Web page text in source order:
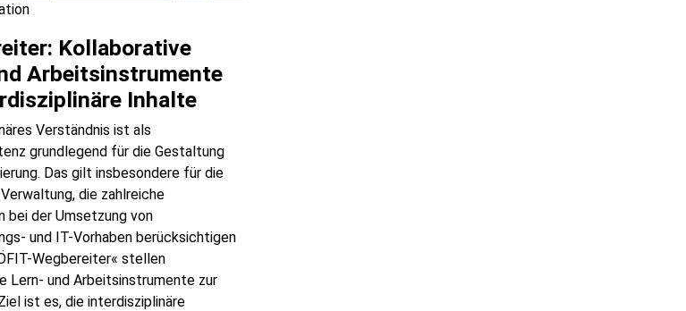
Kollaborative
Arbeitsinstrumente
Inhalte
Verständnis ist als
grundlegend für die Gestaltung
Das gilt insbesondere für die
die zahlreiche
bei der Umsetzung von
und IT-Vorhaben berücksichtigen
Wegbereiter« stellen
Lern- und Arbeitsinstrumente zur
ist es, die interdisziplinäre